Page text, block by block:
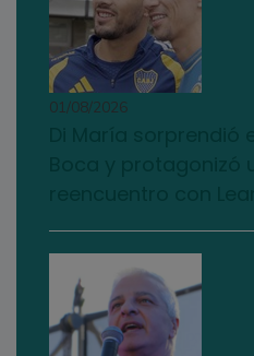
01/08/2026